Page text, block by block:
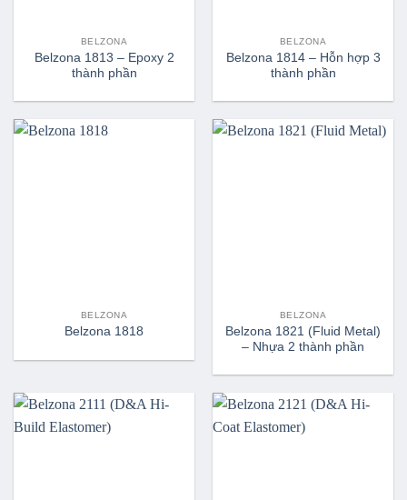
BELZONA
Belzona 1813 – Epoxy 2
thành phần
BELZONA
Belzona 1814 – Hỗn hợp 3
thành phần
BELZONA
Belzona 1818
BELZONA
Belzona 1821 (Fluid Metal)
– Nhựa 2 thành phần